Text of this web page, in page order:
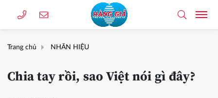
Trang chủ NHÃN HIỆU
Chia tay rồi, sao Việt nói gì đây?